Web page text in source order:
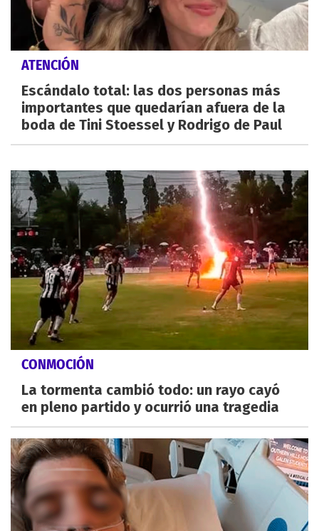
ATENCIÓN
Escándalo total: las dos personas más
importantes que quedarían afuera de la
boda de Tini Stoessel y Rodrigo de Paul
CONMOCIÓN
La tormenta cambió todo: un rayo cayó
en pleno partido y ocurrió una tragedia